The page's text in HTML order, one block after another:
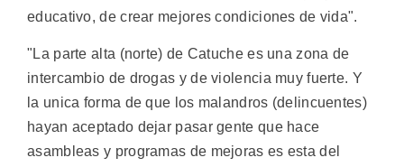
educativo, de crear mejores condiciones de vida".
"La parte alta (norte) de Catuche es una zona de
intercambio de drogas y de violencia muy fuerte. Y
la unica forma de que los malandros (delincuentes)
hayan aceptado dejar pasar gente que hace
asambleas y programas de mejoras es esta del